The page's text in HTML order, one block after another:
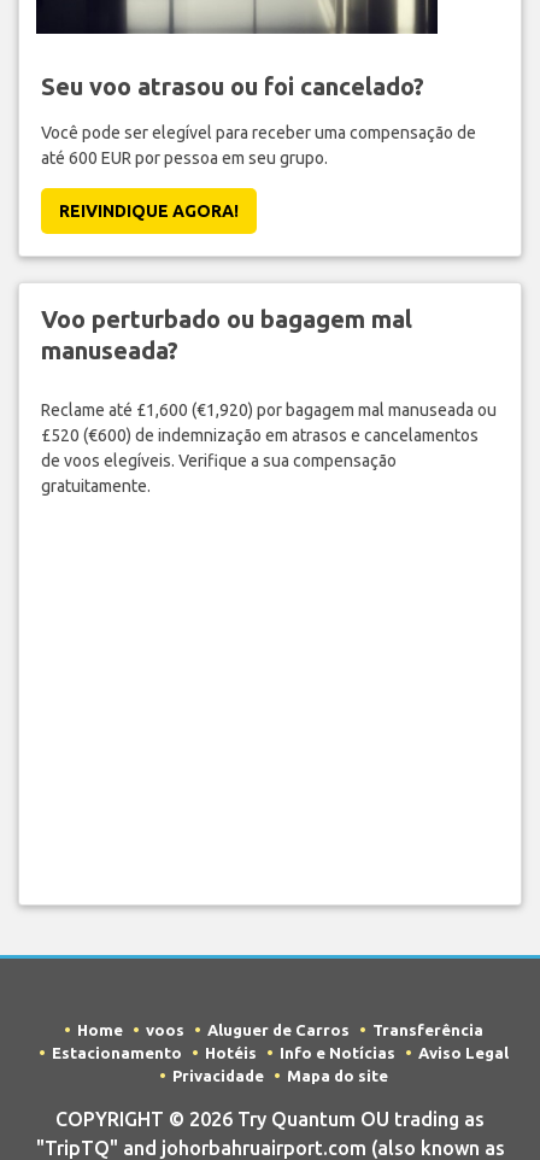
Seu voo atrasou ou foi cancelado?
Você pode ser elegível para receber uma compensação de
até 600 EUR por pessoa em seu grupo.
REIVINDIQUE AGORA!
Voo perturbado ou bagagem mal
manuseada?
Reclame até £1,600 (€1,920) por bagagem mal manuseada ou
£520 (€600) de indemnização em atrasos e cancelamentos
de voos elegíveis. Verifique a sua compensação
gratuitamente.
Home voos Aluguer de Carros
Transferência
Estacionamento
Hotéis Info e Notícias
Aviso Legal
Privacidade
Mapa do site
COPYRIGHT © 2026 Try Quantum OU trading as
"TripTQ" and johorbahruairport.com (also known as